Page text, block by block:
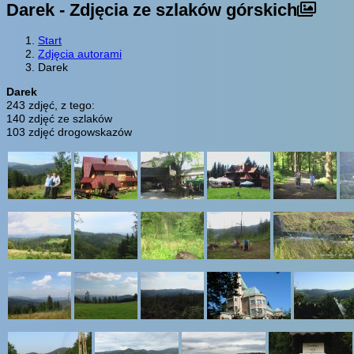
Darek - Zdjęcia ze szlaków górskich
Start
Zdjęcia autorami
Darek
Darek
243 zdjęć, z tego:
140 zdjęć ze szlaków
103 zdjęć drogowskazów